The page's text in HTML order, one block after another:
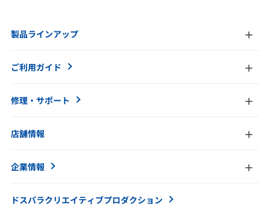
製品ラインアップ
ご利用ガイド
修理・サポート
店舗情報
企業情報
ドスパラクリエイティブプロダクション